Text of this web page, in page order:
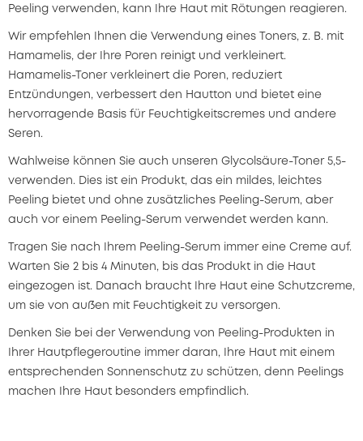
Peeling verwenden, kann Ihre Haut mit Rötungen reagieren.
Wir empfehlen Ihnen die Verwendung eines Toners, z. B. mit
Hamamelis, der Ihre Poren reinigt und verkleinert.
Hamamelis-Toner verkleinert die Poren, reduziert
Entzündungen, verbessert den Hautton und bietet eine
hervorragende Basis für Feuchtigkeitscremes und andere
Seren.
Wahlweise können Sie auch unseren Glycolsäure-Toner 5,5-
verwenden. Dies ist ein Produkt, das ein mildes, leichtes
Peeling bietet und ohne zusätzliches Peeling-Serum, aber
auch vor einem Peeling-Serum verwendet werden kann.
Tragen Sie nach Ihrem Peeling-Serum immer eine Creme auf.
Warten Sie 2 bis 4 Minuten, bis das Produkt in die Haut
eingezogen ist. Danach braucht Ihre Haut eine Schutzcreme,
um sie von außen mit Feuchtigkeit zu versorgen.
Denken Sie bei der Verwendung von Peeling-Produkten in
Ihrer Hautpflegeroutine immer daran, Ihre Haut mit einem
entsprechenden Sonnenschutz zu schützen, denn Peelings
machen Ihre Haut besonders empfindlich.